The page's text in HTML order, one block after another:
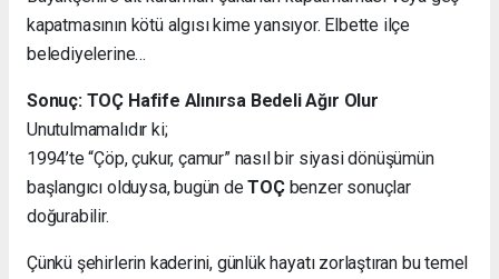
kapatmasının kötü algısı kime yansıyor. Elbette ilçe
belediyelerine…
Sonuç: TOÇ Hafife Alınırsa Bedeli Ağır Olur
Unutulmamalıdır ki;
1994’te “Çöp, çukur, çamur” nasıl bir siyasi dönüşümün
başlangıcı olduysa, bugün deTOÇbenzer sonuçlar
doğurabilir.
Çünkü şehirlerin kaderini, günlük hayatı zorlaştıran bu temel